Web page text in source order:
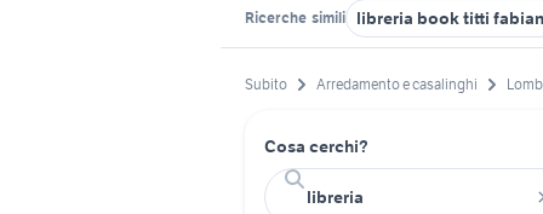
Ricerche simili libreria book titti
Subito Arredamento e casalinghi
Cosa cerchi?